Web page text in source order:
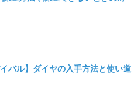
イバル】ダイヤの入手方法と使い道